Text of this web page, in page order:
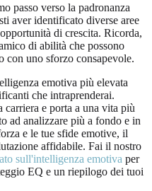
passo verso la padronanza
aver identificato diverse aree
di crescita. Ricorda,
di abilità che possono
con uno sforzo consapevole.
emotiva più elevata
che intraprenderai.
e porta a una vita più
ad analizzare più a fondo e in
e le tue sfide emotive, il
affidabile. Fai il nostro
sull'intelligenza emotiva per
EQ e un riepilogo dei tuoi